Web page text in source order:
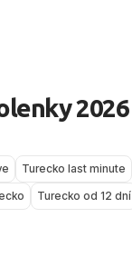
2026
Turecko last minute
Turecko od 12 dní